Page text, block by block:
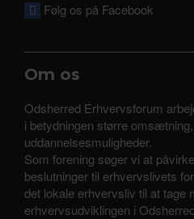
Følg os på Facebook
Om os
Odsherred Erhvervsforum
i betydningen større
uddannelsesmuligheder.
Som forening søger vi at
beslutninger til erhvervslivets
det lokale erhvervsliv til at tage
erhvervsudviklingen i